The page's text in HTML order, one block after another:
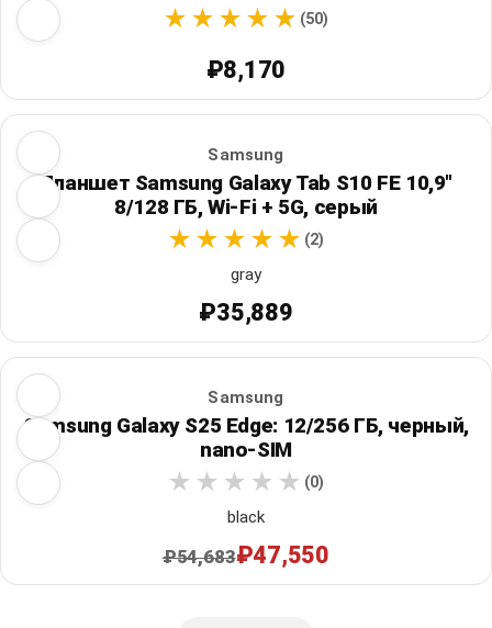
(50)
₽8,170
Samsung
Планшет Samsung Galaxy Tab S10 FE 10,9"
8/128 ГБ, Wi‑Fi + 5G, серый
(2)
gray
₽35,889
Samsung
Samsung Galaxy S25 Edge: 12/256 ГБ, черный,
nano-SIM
(0)
black
₽54,683₽47,550